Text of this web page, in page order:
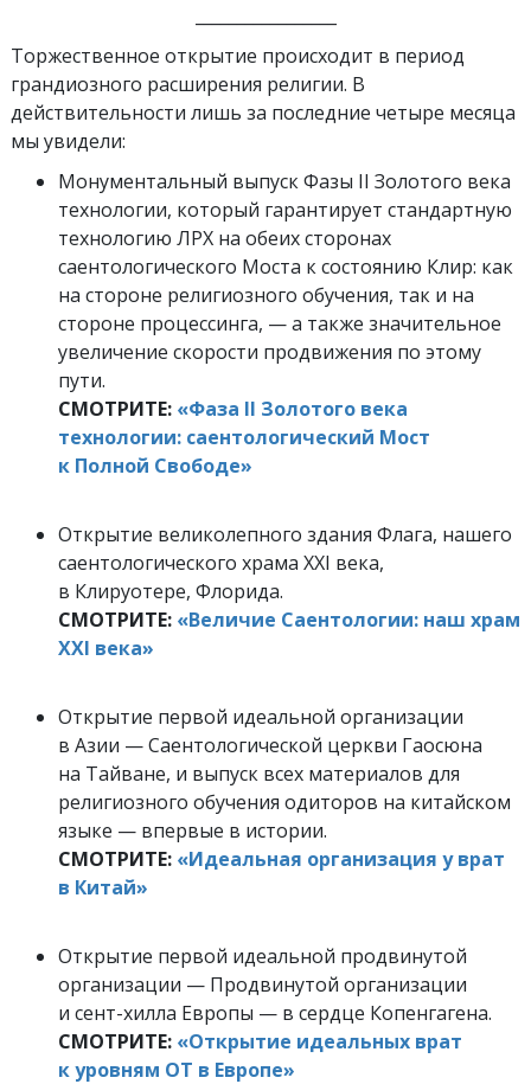
Торжественное открытие происходит в период
грандиозного расширения религии. В
действительности лишь за последние четыре месяца
мы увидели:
Монументальный выпуск Фазы II Золотого века
технологии, который гарантирует стандартную
технологию ЛРХ на обеих сторонах
саентологического Моста к состоянию Клир: как
на стороне религиозного обучения, так и на
стороне процессинга, — а также значительное
увеличение скорости продвижения по этому
пути.
СМОТРИТЕ: «Фаза II Золотого века
технологии: саентологический Мост
к Полной Свободе»
Открытие великолепного здания Флага, нашего
саентологического храма XXI века,
в Клируотере, Флорида.
СМОТРИТЕ: «Величие Саентологии: наш храм
XXI века»
Открытие первой идеальной организации
в Азии — Саентологической церкви Гаосюна
на Тайване, и выпуск всех материалов для
религиозного обучения одиторов на китайском
языке — впервые в истории.
СМОТРИТЕ: «Идеальная организация у врат
в Китай»
Открытие первой идеальной продвинутой
организации — Продвинутой организации
и сент-хилла Европы — в сердце Копенгагена.
СМОТРИТЕ: «Открытие идеальных врат
к уровням ОТ в Европе»